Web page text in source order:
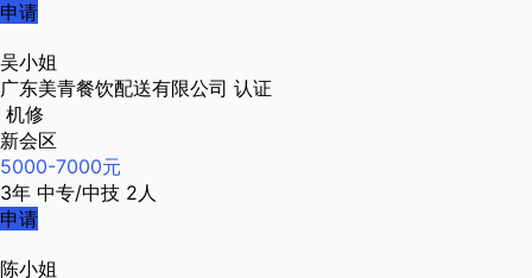
申请
吴小姐
广东美青餐饮配送有限公司 认证
机修
新会区
5000-7000元
3年 中专/中技 2人
申请
陈小姐